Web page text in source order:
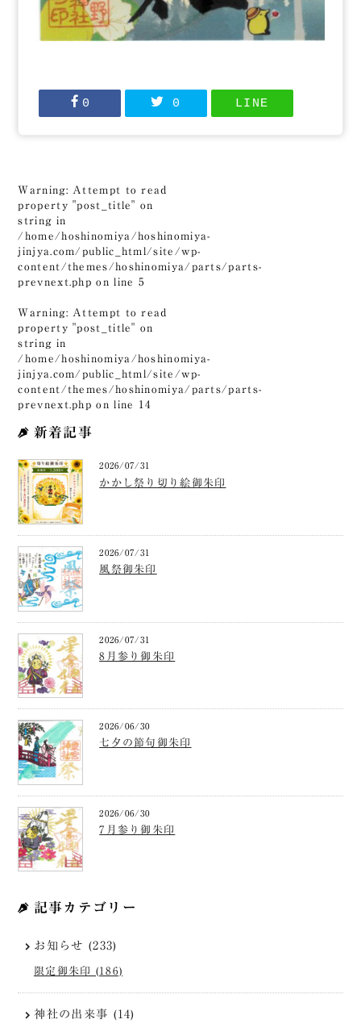
0 0 LINE
Warning: Attempt to read
property "post_title" on
string in
/home/hoshinomiya/hoshinomiya-
jinjya.com/public_html/site/wp-
content/themes/hoshinomiya/parts/parts-
prevnext.php on line 5
Warning: Attempt to read
property "post_title" on
string in
/home/hoshinomiya/hoshinomiya-
jinjya.com/public_html/site/wp-
content/themes/hoshinomiya/parts/parts-
prevnext.php on line 14
新着記事
2026/07/31
かかし祭り切り絵御朱印
2026/07/31
風祭御朱印
2026/07/31
8月参り御朱印
2026/06/30
七夕の節句御朱印
2026/06/30
7月参り御朱印
記事カテゴリー
お知らせ (233)
限定御朱印 (186)
神社の出来事 (14)